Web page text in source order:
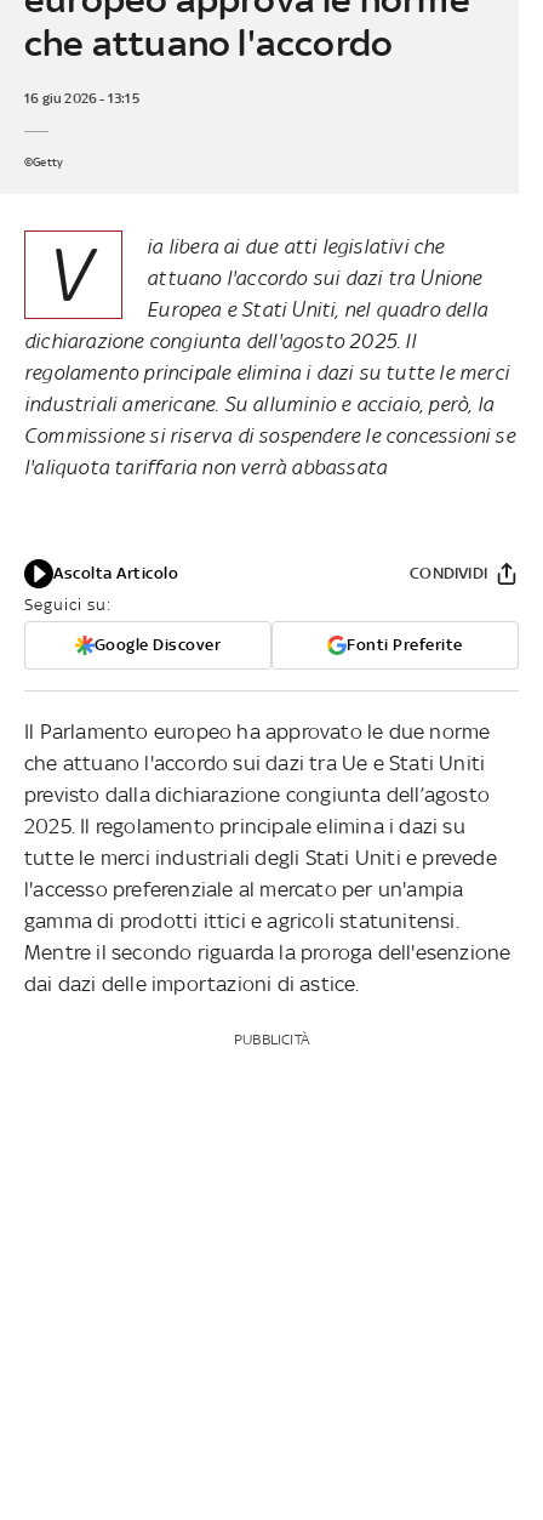
che attuano l'accordo
16 giu 2026 - 13:15
©Getty
V
ia libera ai due atti legislativi che
attuano l'accordo sui dazi tra Unione
Europea e Stati Uniti, nel quadro della
dichiarazione congiunta dell'agosto 2025. Il
regolamento principale elimina i dazi su tutte le merci
industriali americane. Su alluminio e acciaio, però, la
Commissione si riserva di sospendere le concessioni se
l'aliquota tariffaria non verrà abbassata
Ascolta Articolo
Seguici su:
Google Discover Fonti Preferite
CONDIVIDI
Il Parlamento europeo ha approvato le due norme
che attuano l'accordo sui dazi tra Ue e Stati Uniti
previsto dalla dichiarazione congiunta dell’agosto
2025. Il regolamento principale elimina i dazi su
tutte le merci industriali degli Stati Uniti e prevede
l'accesso preferenziale al mercato per un'ampia
gamma di prodotti ittici e agricoli statunitensi.
Mentre il secondo riguarda la proroga dell'esenzione
dai dazi delle importazioni di astice.
PUBBLICITÀ